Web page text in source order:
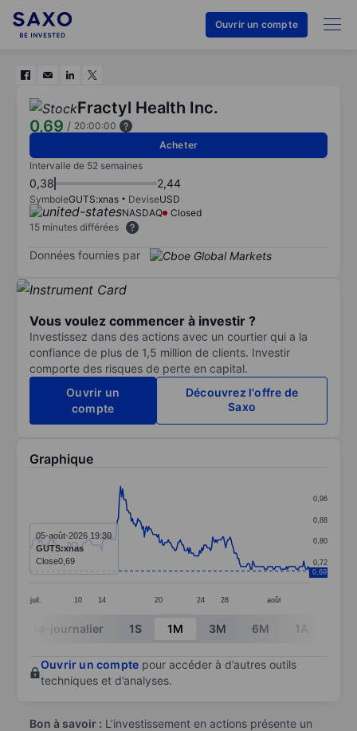
Ouvrir un compte
Fractyl Health Inc.
0,69 / 20:00:00
Acheter
Intervalle de 52 semaines
0,38 2,44
SymboleGUTS:xnas DeviseUSD
NASDAQ
Closed
15 minutes différées
Données fournies par
Vous voulez commencer à investir ?
Investissez dans des actions avec un courtier qui a la
confiance de plus de 1,5 million de clients. Investir
comporte des risques de perte en capital.
Ouvrir un
compte
Découvrez l'offre de
Saxo
Graphique
Line chart with 259 data points.
The chart has 1 X axis displaying categories.
The chart has 1 Y axis displaying values. Data
juil. 10 14 20 24 28 août
0,72
0,80
0,88
0,96
0,69
05-août-2026 19:30
GUTS:xnas
Close0,69
End of interactive chart.
Intra-journalier 1S 1M 3M 6M 1A
Ouvrir un compte pour accéder à d’autres outils
techniques et d’analyses.
Bon à savoir : L’investissement en actions présente un